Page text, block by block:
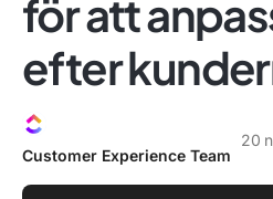
för att
efter
Customer Experience Team
20